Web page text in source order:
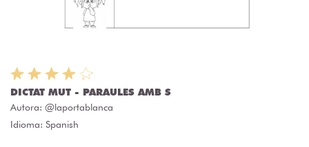
DICTAT MUT - PARAULES AMB S
Autora: @laportablanca
Idioma: Spanish